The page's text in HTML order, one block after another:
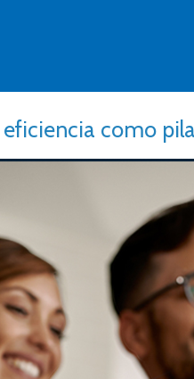
eficiencia como